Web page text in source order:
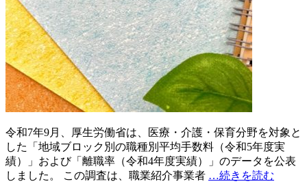
令和7年9月、厚生労働省は、医療・介護・保育分野を対象と
した「地域ブロック別の職種別平均手数料（令和5年度実
績）」および「離職率（令和4年度実績）」のデータを公表
しました。 この調査は、職業紹介事業者 …続きを読む